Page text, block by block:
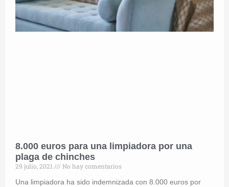
8.000 euros para una limpiadora por una
plaga de chinches
29 julio, 2021
No hay comentarios
Una limpiadora ha sido indemnizada con 8.000 euros por